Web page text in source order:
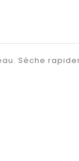
Sèche